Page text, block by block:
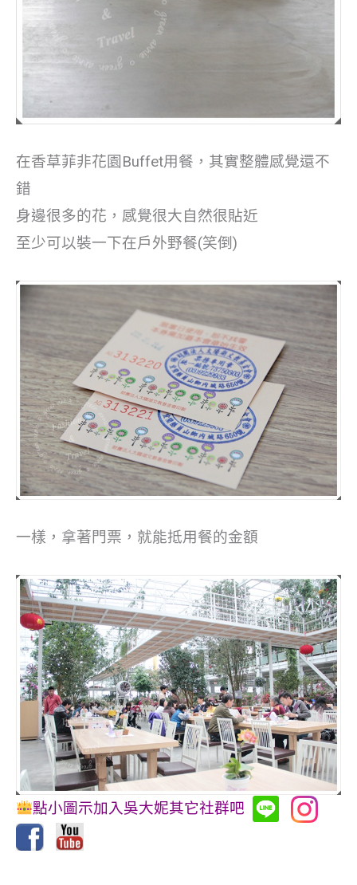
在香草菲非花園Buffet用餐，其實整體感覺還不
錯
身邊很多的花，感覺很大自然很貼近
至少可以裝一下在戶外野餐(笑倒)
一樣，拿著門票，就能抵用餐的金額
點小圖示加入吳大妮其它社群吧